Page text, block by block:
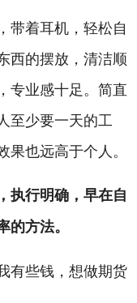
带着耳机，轻松自
西的摆放，清洁顺
专业感十足。简直
至少要一天的工
也远高于个人。
执行明确，早在自
方法。
有些钱，想做期货